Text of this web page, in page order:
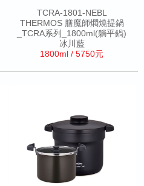
TCRA-1801-NEBL
THERMOS 膳魔師燜燒提鍋
_TCRA系列_1800ml(躺平鍋)
冰川藍
1800ml / 5750元